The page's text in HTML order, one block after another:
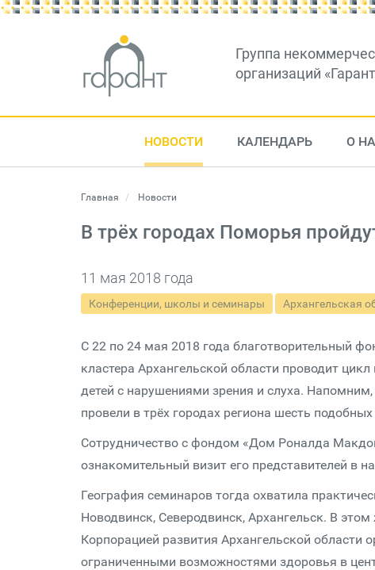
Группа
организаций
НОВОСТИ КАЛЕНДАРЬ О
Главная Новости
В трёх городах Поморья
11 мая 2018 года
Конференции, школы и семинары Архангельская
C 22 по 24 мая 2018 года благотворительный
кластера Архангельской области проводит
детей с нарушениями зрения и слуха.
провели в трёх городах региона шесть
Сотрудничество с фондом «Дом Роналда
ознакомительный визит его представителей в
География семинаров тогда охватила
Новодвинск, Северодвинск, Архангельск. В
Корпорацией развития Архангельской области
ограниченными возможностями здоровья в